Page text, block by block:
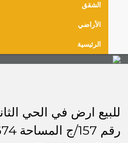
الشقق
الأراضي
الرئيسية
للبيع ارض في الحي